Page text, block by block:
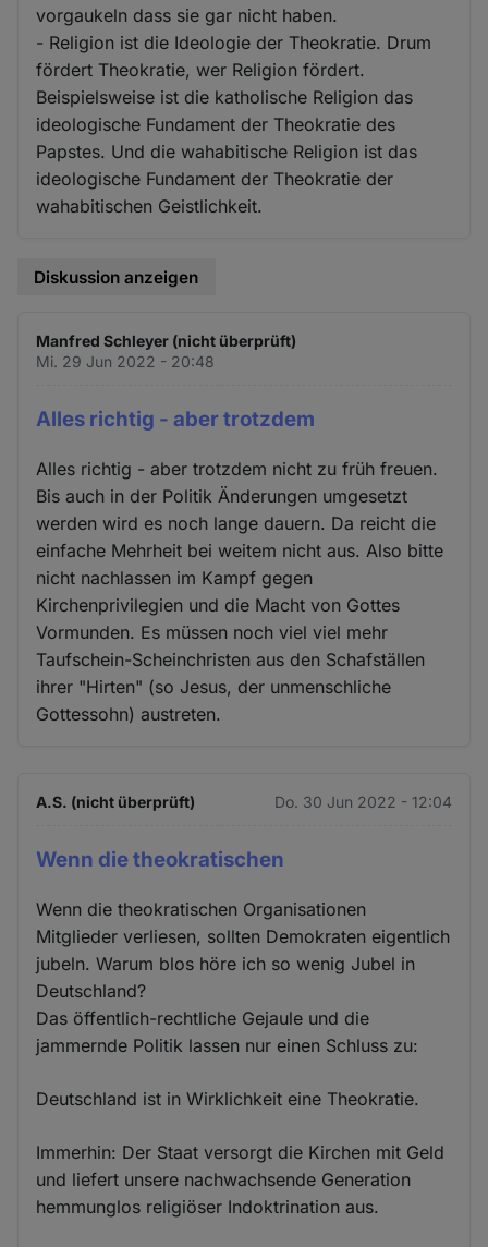
vorgaukeln dass sie gar nicht haben.
- Religion ist die Ideologie der Theokratie. Drum
fördert Theokratie, wer Religion fördert.
Beispielsweise ist die katholische Religion das
ideologische Fundament der Theokratie des
Papstes. Und die wahabitische Religion ist das
ideologische Fundament der Theokratie der
wahabitischen Geistlichkeit.
Diskussion anzeigen
Manfred Schleyer (nicht überprüft)
Mi. 29 Jun 2022 - 20:48
Alles richtig - aber trotzdem
Alles richtig - aber trotzdem nicht zu früh freuen.
Bis auch in der Politik Änderungen umgesetzt
werden wird es noch lange dauern. Da reicht die
einfache Mehrheit bei weitem nicht aus. Also bitte
nicht nachlassen im Kampf gegen
Kirchenprivilegien und die Macht von Gottes
Vormunden. Es müssen noch viel viel mehr
Taufschein-Scheinchristen aus den Schafställen
ihrer "Hirten" (so Jesus, der unmenschliche
Gottessohn) austreten.
A.S. (nicht überprüft) Do. 30 Jun 2022 - 12:04
Wenn die theokratischen
Wenn die theokratischen Organisationen
Mitglieder verliesen, sollten Demokraten eigentlich
jubeln. Warum blos höre ich so wenig Jubel in
Deutschland?
Das öffentlich-rechtliche Gejaule und die
jammernde Politik lassen nur einen Schluss zu:
Deutschland ist in Wirklichkeit eine Theokratie.
Immerhin: Der Staat versorgt die Kirchen mit Geld
und liefert unsere nachwachsende Generation
hemmunglos religiöser Indoktrination aus.